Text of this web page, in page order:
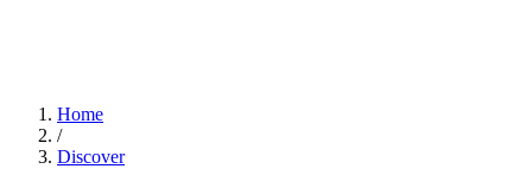
Home
/
Discover